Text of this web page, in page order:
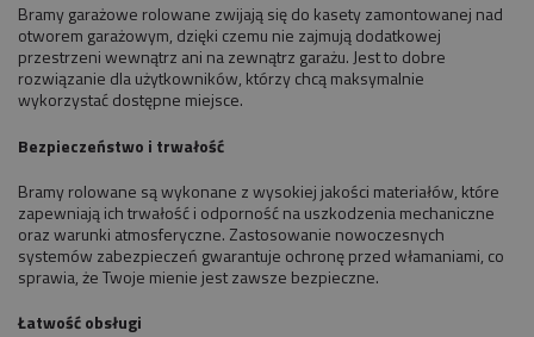
Bramy garażowe rolowane zwijają się do kasety zamontowanej nad
otworem garażowym, dzięki czemu nie zajmują dodatkowej
przestrzeni wewnątrz ani na zewnątrz garażu. Jest to dobre
rozwiązanie dla użytkowników, którzy chcą maksymalnie
wykorzystać dostępne miejsce.
Bezpieczeństwo i trwałość
Bramy rolowane są wykonane z wysokiej jakości materiałów, które
zapewniają ich trwałość i odporność na uszkodzenia mechaniczne
oraz warunki atmosferyczne. Zastosowanie nowoczesnych
systemów zabezpieczeń gwarantuje ochronę przed włamaniami, co
sprawia, że Twoje mienie jest zawsze bezpieczne.
Łatwość obsługi